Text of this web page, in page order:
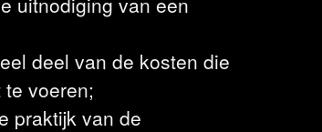
deel van de kosten die
voeren;
praktijk van de